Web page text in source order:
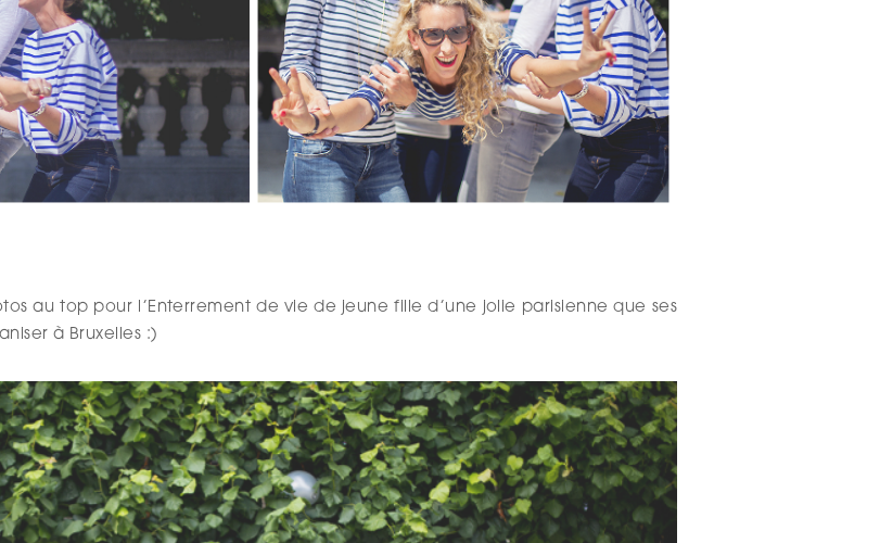
au top pour l’Enterrement de vie de jeune fille d’une jolie parisienne que ses
à Bruxelles :)